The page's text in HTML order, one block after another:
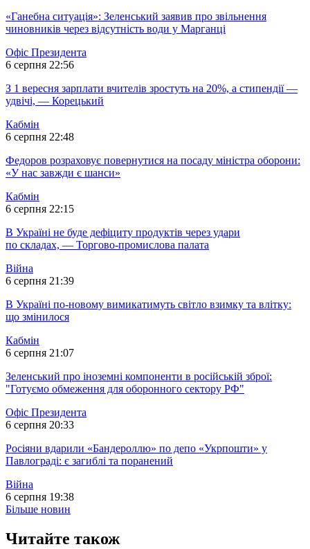
«Ганебна ситуація»: Зеленський заявив про звільнення
чиновників через відсутність води у Марганці
Офіс Президента
6 серпня 22:56
З 1 вересня зарплати вчителів зростуть на 20%, а стипендії —
удвічі, — Корецький
Кабмін
6 серпня 22:48
Федоров розраховує повернутися на посаду міністра оборони:
«У нас завжди є шанси»
Кабмін
6 серпня 22:15
В Україні не буде дефіциту продуктів через удари
по складах, — Торгово-промислова палата
Війна
6 серпня 21:39
В Україні по-новому вимикатимуть світло взимку та влітку:
що змінилося
Кабмін
6 серпня 21:07
Зеленський про іноземні компоненти в російській зброї:
"Готуємо обмеження для оборонного сектору РФ"
Офіс Президента
6 серпня 20:33
Росіяни вдарили «Бандероллю» по депо «Укрпошти» у
Павлограді: є загиблі та поранений
Війна
6 серпня 19:38
Більше новин
Читайте також